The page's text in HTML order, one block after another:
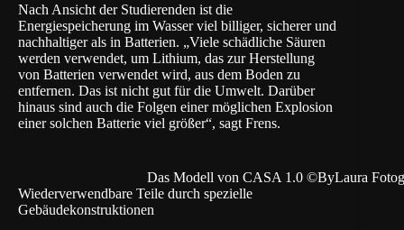
Nach Ansicht der Studierenden ist die
Energiespeicherung im Wasser viel billiger, sicherer und
nachhaltiger als in Batterien. „Viele schädliche Säuren
werden verwendet, um Lithium, das zur Herstellung
von Batterien verwendet wird, aus dem Boden zu
entfernen. Das ist nicht gut für die Umwelt. Darüber
hinaus sind auch die Folgen einer möglichen Explosion
einer solchen Batterie viel größer“, sagt Frens.
Das Modell von CASA 1.0 ©ByLaura
Wiederverwendbare Teile durch spezielle
Gebäudekonstruktionen